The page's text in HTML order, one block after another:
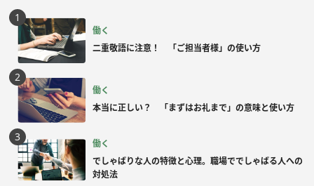
働く
二重敬語に注意！ 「ご担当者様」の使い方
働く
本当に正しい？ 「まずはお礼まで」の意味と使い方
働く
でしゃばりな人の特徴と心理。職場ででしゃばる人への
対処法